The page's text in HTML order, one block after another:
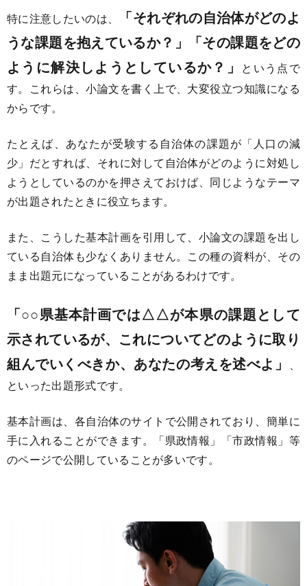
特に注意したいのは、
「それぞれの自治体がどのよ
うな課題を抱えているか？」「その課題をどの
ように解決しようとしているか？」
という点で
す。これらは、小論文を書く上で、大変役立つ知識になる
からです。
たとえば、あなたが受験する自治体の課題が「人口の減
少」だとすれば、それに対して自治体がどのように対処し
ようとしているのかを押さえておけば、同じようなテーマ
が出題されたときに役立ちます。
また、こうした基本計画を引用して、小論文の課題を出し
ている自治体も少なくありません。この種の資料が、その
まま出題元になっていることがあるわけです。
「○○県基本計画では△△が本県の課題として
示されているが、これについてどのように取り
組んでいくべきか、あなたの考えを述べよ」
、
といった出題形式です。
基本計画は、各自治体のサイトで公開されており、簡単に
手に入れることができます。「県政情報」「市政情報」等
のページで公開していることが多いです。